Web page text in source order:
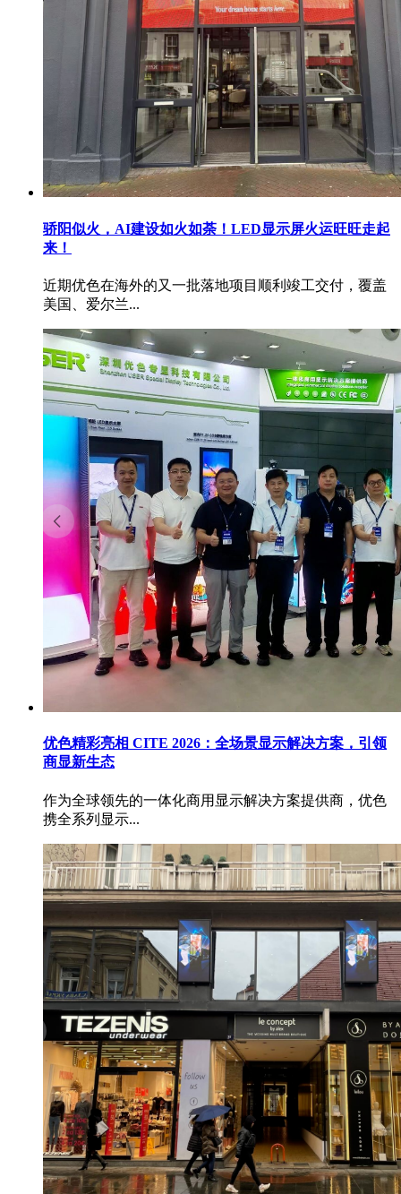
骄阳似火，AI建设如火如荼！LED显示屏火运旺旺走起
来！
近期优色在海外的又一批落地项目顺利竣工交付，覆盖
美国、爱尔兰...
优色精彩亮相 CITE 2026：全场景显示解决方案，引领
商显新生态
作为全球领先的一体化商用显示解决方案提供商，优色
携全系列显示...